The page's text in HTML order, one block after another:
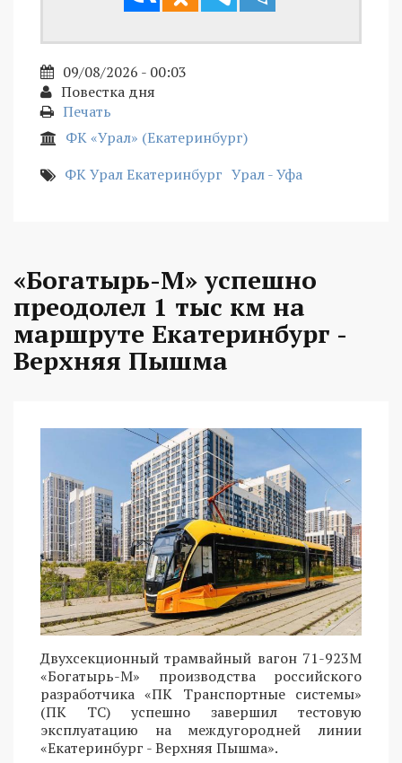
09/08/2026 - 00:03
Повестка дня
Печать
ФК «Урал» (Екатеринбург)
ФК Урал Екатеринбург Урал - Уфа
«Богатырь-М» успешно
преодолел 1 тыс км на
маршруте Екатеринбург -
Верхняя Пышма
Двухсекционный трамвайный вагон 71-923М
«Богатырь-М» производства российского
разработчика «ПК Транспортные системы»
(ПК ТС) успешно завершил тестовую
эксплуатацию на междугородней линии
«Екатеринбург - Верхняя Пышма».